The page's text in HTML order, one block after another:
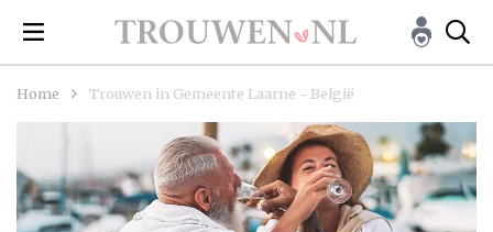
Home Trouwen in Gemeente Laarne - België